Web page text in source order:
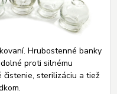
Hrubostenné banky
proti silnému
sterilizáciu a tiež